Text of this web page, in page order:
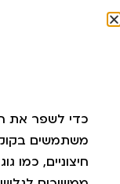
קייטרינג חלבי
מושלמת
תעצמו רגע עיניים
כדי לשפר את
משתמשים
חיצוניים, כמו